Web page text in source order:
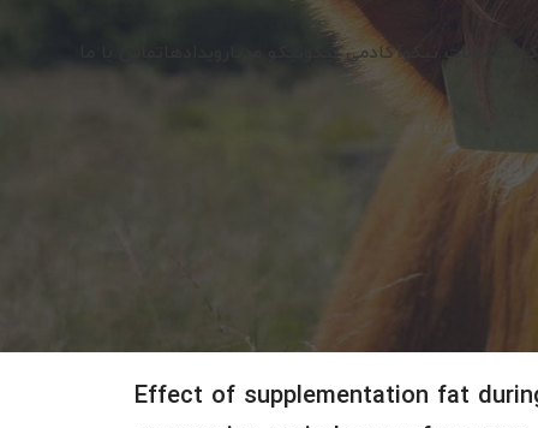
محصولات نیکوآکادمی نیکو
Effect of supplementation fat